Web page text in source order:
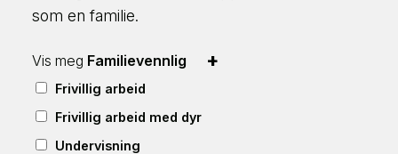
som en familie.
Vis meg Familievennlig +
Frivillig arbeid
Frivillig arbeid med dyr
Undervisning